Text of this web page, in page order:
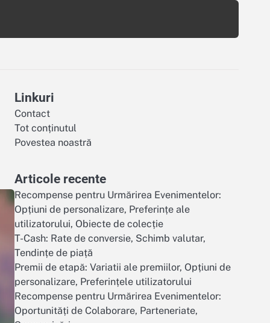
Linkuri
Contact
Tot conținutul
Povestea noastră
Articole recente
Recompense pentru Urmărirea Evenimentelor:
Opțiuni de personalizare, Preferințe ale
utilizatorului, Obiecte de colecție
T-Cash: Rate de conversie, Schimb valutar,
Tendințe de piață
Premii de etapă: Variatii ale premiilor, Opțiuni de
personalizare, Preferințele utilizatorului
Recompense pentru Urmărirea Evenimentelor:
Oportunități de Colaborare, Parteneriate,